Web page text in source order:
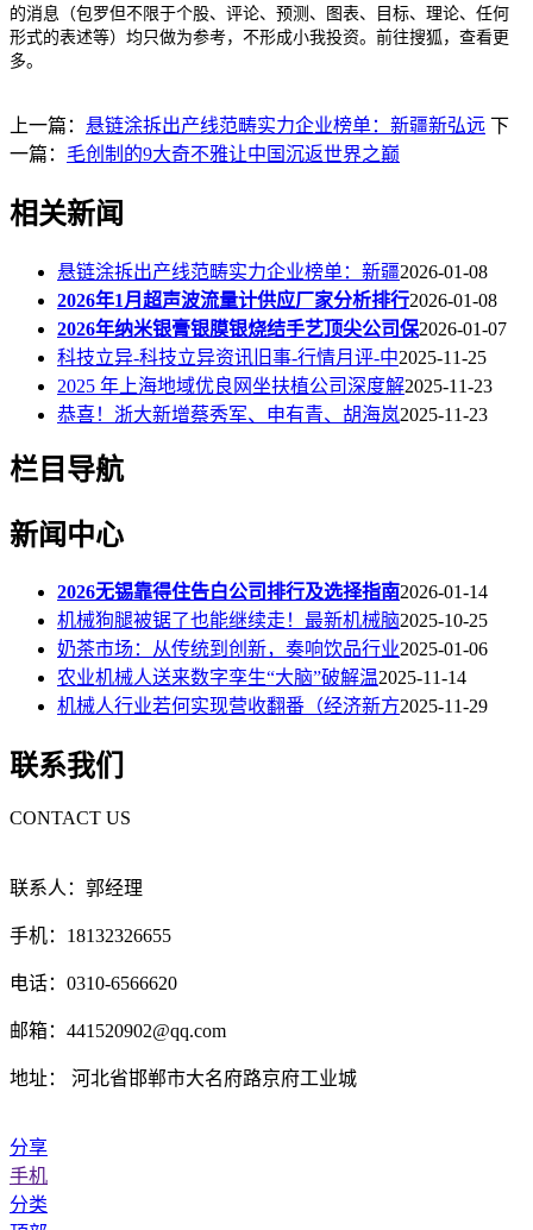
的消息（包罗但不限于个股、评论、预测、图表、目标、理论、任何
形式的表述等）均只做为参考，不形成小我投资。前往搜狐，查看更
多。
上一篇： 悬链涂拆出产线范畴实力企业榜单：新疆新弘远 下
一篇： 毛创制的9大奇不雅让中国沉返世界之巅
相关新闻
悬链涂拆出产线范畴实力企业榜单：新疆2026-01-08
2026年1月超声波流量计供应厂家分析排行2026-01-08
2026年纳米银膏银膜银烧结手艺顶尖公司保2026-01-07
科技立异-科技立异资讯旧事-行情月评-中2025-11-25
2025 年上海地域优良网坐扶植公司深度解2025-11-23
恭喜！浙大新增蔡秀军、申有青、胡海岚2025-11-23
栏目导航
新闻中心
2026无锡靠得住告白公司排行及选择指南2026-01-14
机械狗腿被锯了也能继续走！最新机械脑2025-10-25
奶茶市场：从传统到创新，奏响饮品行业2025-01-06
农业机械人送来数字孪生“大脑”破解温2025-11-14
机械人行业若何实现营收翻番（经济新方2025-11-29
联系我们
CONTACT US
联系人：郭经理
手机：18132326655
电话：0310-6566620
邮箱：441520902@qq.com
地址： 河北省邯郸市大名府路京府工业城
分享
手机
分类